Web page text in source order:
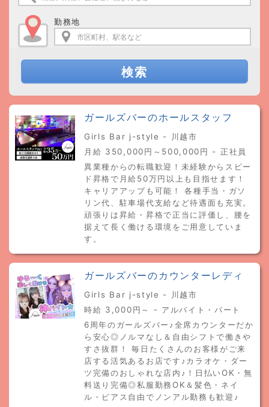
勤務地
検索
ガールズバーのホールスタッフ
Girls Bar j-style - 川越市
月給 350,000円～500,000円 - 正社員
異業種からの転職歓迎！未経験からスピー
ド昇格で月給50万円以上も目指せます！
キャリアアップも可能！ 各種手当・ガソ
リン代、駐車場代支給など待遇面も充実。
頑張りは昇給・昇格で正当に評価し、腰を
据えて長く働ける環境をご用意していま
す。
ガールズバーのカウンターレディ
Girls Bar j-style - 川越市
時給 3,000円～ - アルバイト・パート
6周年のガールズバー♪全席カウンターだか
ら安心◎ノルマなし＆自由シフトで働きや
すさ抜群！ 毎日たくさんのお客様がご来
店する活気あるお店です♪カラオケ・ダー
ツ完備のおしゃれな店内♪！日払いOK・無
料送り完備◎私服勤務OK＆髪色・ネイ
ル・ピアス自由でノンアル勤務も歓迎♪